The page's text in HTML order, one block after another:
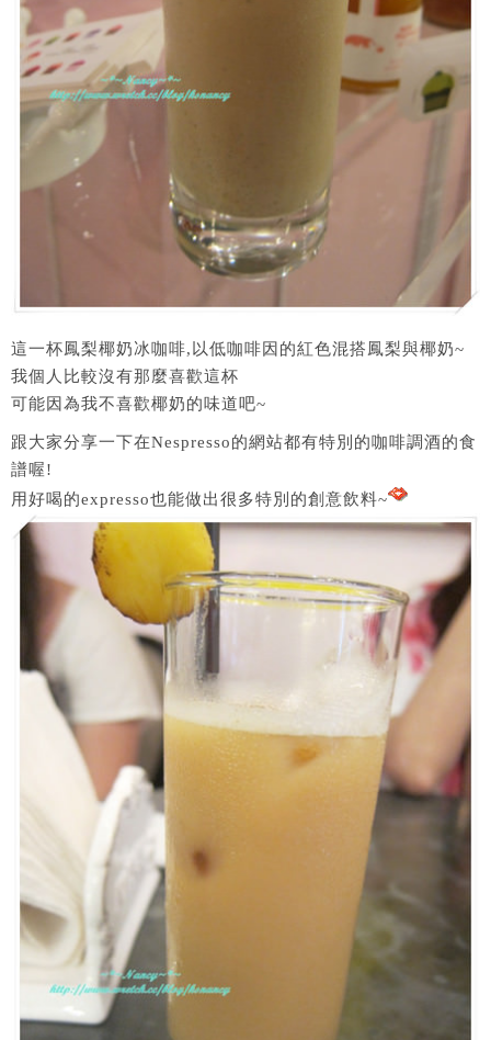
這一杯鳳梨椰奶冰咖啡,以低咖啡因的紅色混搭鳳梨與椰奶~
我個人比較沒有那麼喜歡這杯
可能因為我不喜歡椰奶的味道吧~
跟大家分享一下在Nespresso的網站都有特別的咖啡調酒的食
譜喔!
用好喝的expresso也能做出很多特別的創意飲料~